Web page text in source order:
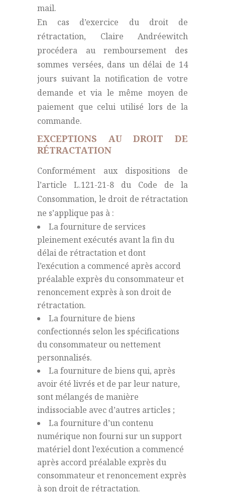
mail.
En cas d’exercice du droit de
rétractation, Claire Andréewitch
procédera au remboursement des
sommes versées, dans un délai de 14
jours suivant la notification de votre
demande et via le même moyen de
paiement que celui utilisé lors de la
commande.
EXCEPTIONS AU DROIT DE
RÉTRACTATION
Conformément aux dispositions de
l’article L.121-21-8 du Code de la
Consommation, le droit de rétractation
ne s’applique pas à :
La fourniture de services
pleinement exécutés avant la fin du
délai de rétractation et dont
l’exécution a commencé après accord
préalable exprès du consommateur et
renoncement exprès à son droit de
rétractation.
La fourniture de biens
confectionnés selon les spécifications
du consommateur ou nettement
personnalisés.
La fourniture de biens qui, après
avoir été livrés et de par leur nature,
sont mélangés de manière
indissociable avec d’autres articles ;
La fourniture d’un contenu
numérique non fourni sur un support
matériel dont l’exécution a commencé
après accord préalable exprès du
consommateur et renoncement exprès
à son droit de rétractation.